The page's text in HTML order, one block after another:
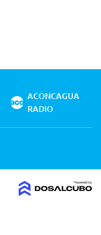
ACONCAGUA
RADIO